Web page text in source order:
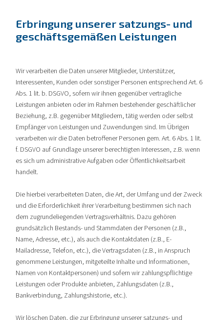
Erbringung unserer satzungs- und
geschäftsgemäßen Leistungen
Wir verarbeiten die Daten unserer Mitglieder, Unterstützer,
Interessenten, Kunden oder sonstiger Personen entsprechend Art. 6
Abs. 1 lit. b. DSGVO, sofern wir ihnen gegenüber vertragliche
Leistungen anbieten oder im Rahmen bestehender geschäftlicher
Beziehung, z.B. gegenüber Mitgliedern, tätig werden oder selbst
Empfänger von Leistungen und Zuwendungen sind. Im Übrigen
verarbeiten wir die Daten betroffener Personen gem. Art. 6 Abs. 1 lit.
f. DSGVO auf Grundlage unserer berechtigten Interessen, z.B. wenn
es sich um administrative Aufgaben oder Öffentlichkeitsarbeit
handelt.
Die hierbei verarbeiteten Daten, die Art, der Umfang und der Zweck
und die Erforderlichkeit ihrer Verarbeitung bestimmen sich nach
dem zugrundeliegenden Vertragsverhältnis. Dazu gehören
grundsätzlich Bestands- und Stammdaten der Personen (z.B.,
Name, Adresse, etc.), als auch die Kontaktdaten (z.B., E-
Mailadresse, Telefon, etc.), die Vertragsdaten (z.B., in Anspruch
genommene Leistungen, mitgeteilte Inhalte und Informationen,
Namen von Kontaktpersonen) und sofern wir zahlungspflichtige
Leistungen oder Produkte anbieten, Zahlungsdaten (z.B.,
Bankverbindung, Zahlungshistorie, etc.).
Wir löschen Daten, die zur Erbringung unserer satzungs- und